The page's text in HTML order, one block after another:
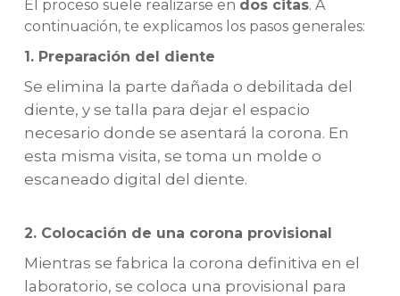
El proceso suele realizarse en dos citas. A
continuación, te explicamos los pasos generales:
1. Preparación del diente
Se elimina la parte dañada o debilitada del
diente, y se talla para dejar el espacio
necesario donde se asentará la corona. En
esta misma visita, se toma un molde o
escaneado digital del diente.
2. Colocación de una corona provisional
Mientras se fabrica la corona definitiva en el
laboratorio, se coloca una provisional para